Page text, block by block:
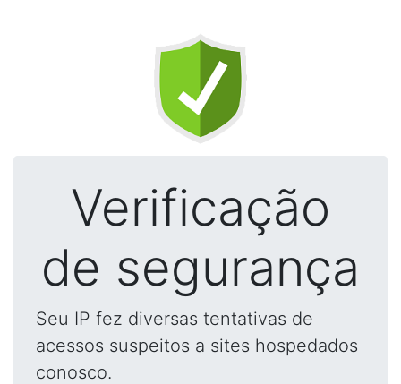
Verificação
de segurança
Seu IP fez diversas tentativas de
acessos suspeitos a sites hospedados
conosco.